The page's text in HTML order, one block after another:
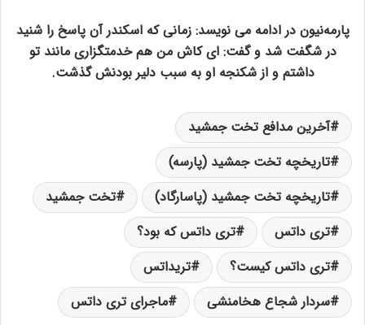
پارمه‌نيون در ادامه می نويسد: زمانی كه اسكندر آن پاسخ را شنيد
در شگفت شد و گفت: ای كاش من هم خدمتگزاری مانند تو
داشتم و از شكنجه او به سبب دلير بودنش گذشت.
آخرین مدافع تخت جمشید
تاریخچه تخت جمشید (پارسه)
تاریخچه تخت جمشید (پاسارگاد)
تخت جمشید
تری‌ داتس
تری داتس که بود؟
تری داتس کیست؟
تریداتس
سردار شجاع هخامنشی
ماجرای تری داتس